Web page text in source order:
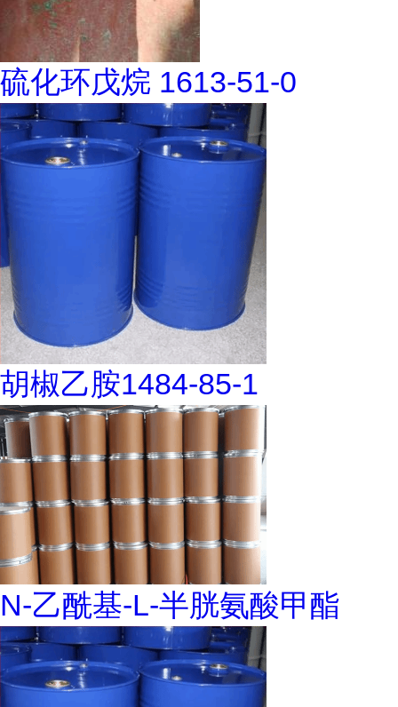
硫化环戊烷 1613-51-0
胡椒乙胺1484-85-1
N-乙酰基-L-半胱氨酸甲酯